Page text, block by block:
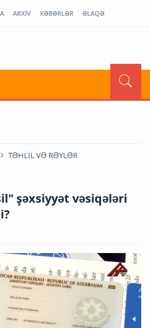
ARXİV XƏBƏRLƏR ƏLAQƏ
TƏHLİL VƏ RƏYLƏR
şəxsiyyət vəsiqələri